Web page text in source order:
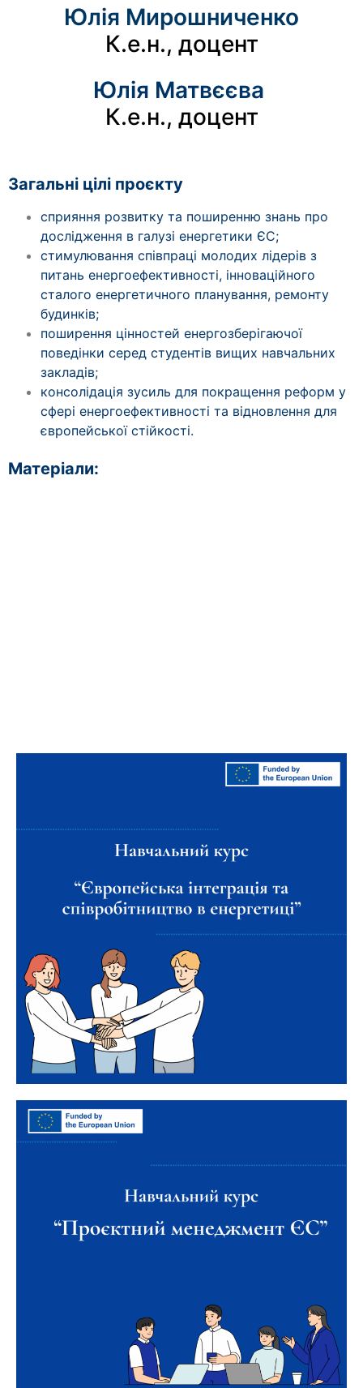
Юлія Мирошниченко
К.е.н., доцент
Юлія Матвєєва
К.е.н., доцент
Загальні цілі проєкту
сприяння розвитку та поширенню знань про
дослідження в галузі енергетики ЄС;
стимулювання співпраці молодих лідерів з
питань енергоефективності, інноваційного
сталого енергетичного планування, ремонту
будинків;
поширення цінностей енергозберігаючої
поведінки серед студентів вищих навчальних
закладів;
консолідація зусиль для покращення реформ у
сфері енергоефективності та відновлення для
європейської стійкості.
Матеріали: